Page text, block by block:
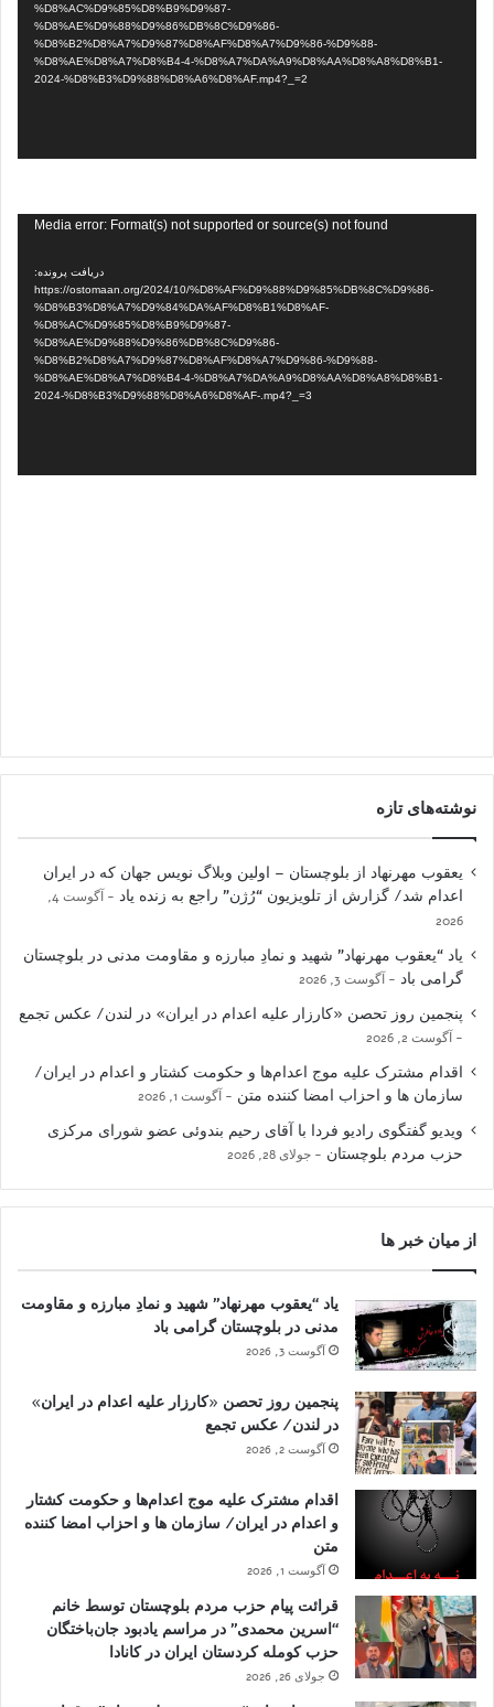
%D8%AC%D9%85%D8%B9%D9%87-
%D8%AE%D9%88%D9%86%DB%8C%D9%86-
%D8%B2%D8%A7%D9%87%D8%AF%D8%A7%D9%86-%D9%88-
%D8%AE%D8%A7%D8%B4-4-%D8%A7%DA%A9%D8%AA%D8%A8%D8%B1-
2024-%D8%B3%D9%88%D8%A6%D8%AF.mp4?_=2
Media error: Format(s) not supported or source(s) not found
دریافت پرونده:
https://ostomaan.org/2024/10/%D8%AF%D9%88%D9%85%DB%8C%D9%86-
%D8%B3%D8%A7%D9%84%DA%AF%D8%B1%D8%AF-
%D8%AC%D9%85%D8%B9%D9%87-
%D8%AE%D9%88%D9%86%DB%8C%D9%86-
%D8%B2%D8%A7%D9%87%D8%AF%D8%A7%D9%86-%D9%88-
%D8%AE%D8%A7%D8%B4-4-%D8%A7%DA%A9%D8%AA%D8%A8%D8%B1-
2024-%D8%B3%D9%88%D8%A6%D8%AF-.mp4?_=3
نوشته‌های تازه
یعقوب مهرنهاد از بلوچستان – اولین وبلاگ نویس جهان که در ایران
اعدام شد/ گزارش از تلویزیون “رُژن” راجع به زنده یاد
آگوست 4,
2026
یاد “یعقوب مهرنهاد” شهید و نمادِ مبارزه و مقاومت مدنی در بلوچستان
گرامی باد
آگوست 3, 2026
پنجمین روز تحصن «کارزار علیه اعدام در ایران» در لندن/ عکس تجمع
آگوست 2, 2026
اقدام مشترک علیه موج اعدام‌ها و حکومت کشتار و اعدام در ایران/
سازمان ها و احزاب امضا کننده متن
آگوست 1, 2026
ویدیو گفتگوی رادیو فردا با آقای رحیم بندوئی عضو شورای مرکزی
حزب مردم بلوچستان
جولای 28, 2026
از میان خبر ها
یاد “یعقوب مهرنهاد” شهید و نمادِ مبارزه و مقاومت
مدنی در بلوچستان گرامی باد
آگوست 3, 2026
پنجمین روز تحصن «کارزار علیه اعدام در ایران»
در لندن/ عکس تجمع
آگوست 2, 2026
اقدام مشترک علیه موج اعدام‌ها و حکومت کشتار
و اعدام در ایران/ سازمان ها و احزاب امضا کننده
متن
آگوست 1, 2026
قرائت پیام حزب مردم بلوچستان توسط خانم
“اسرین محمدی” در مراسم یادبود جان‌باختگان
حزب کومله کردستان ایران در کانادا
جولای 26, 2026